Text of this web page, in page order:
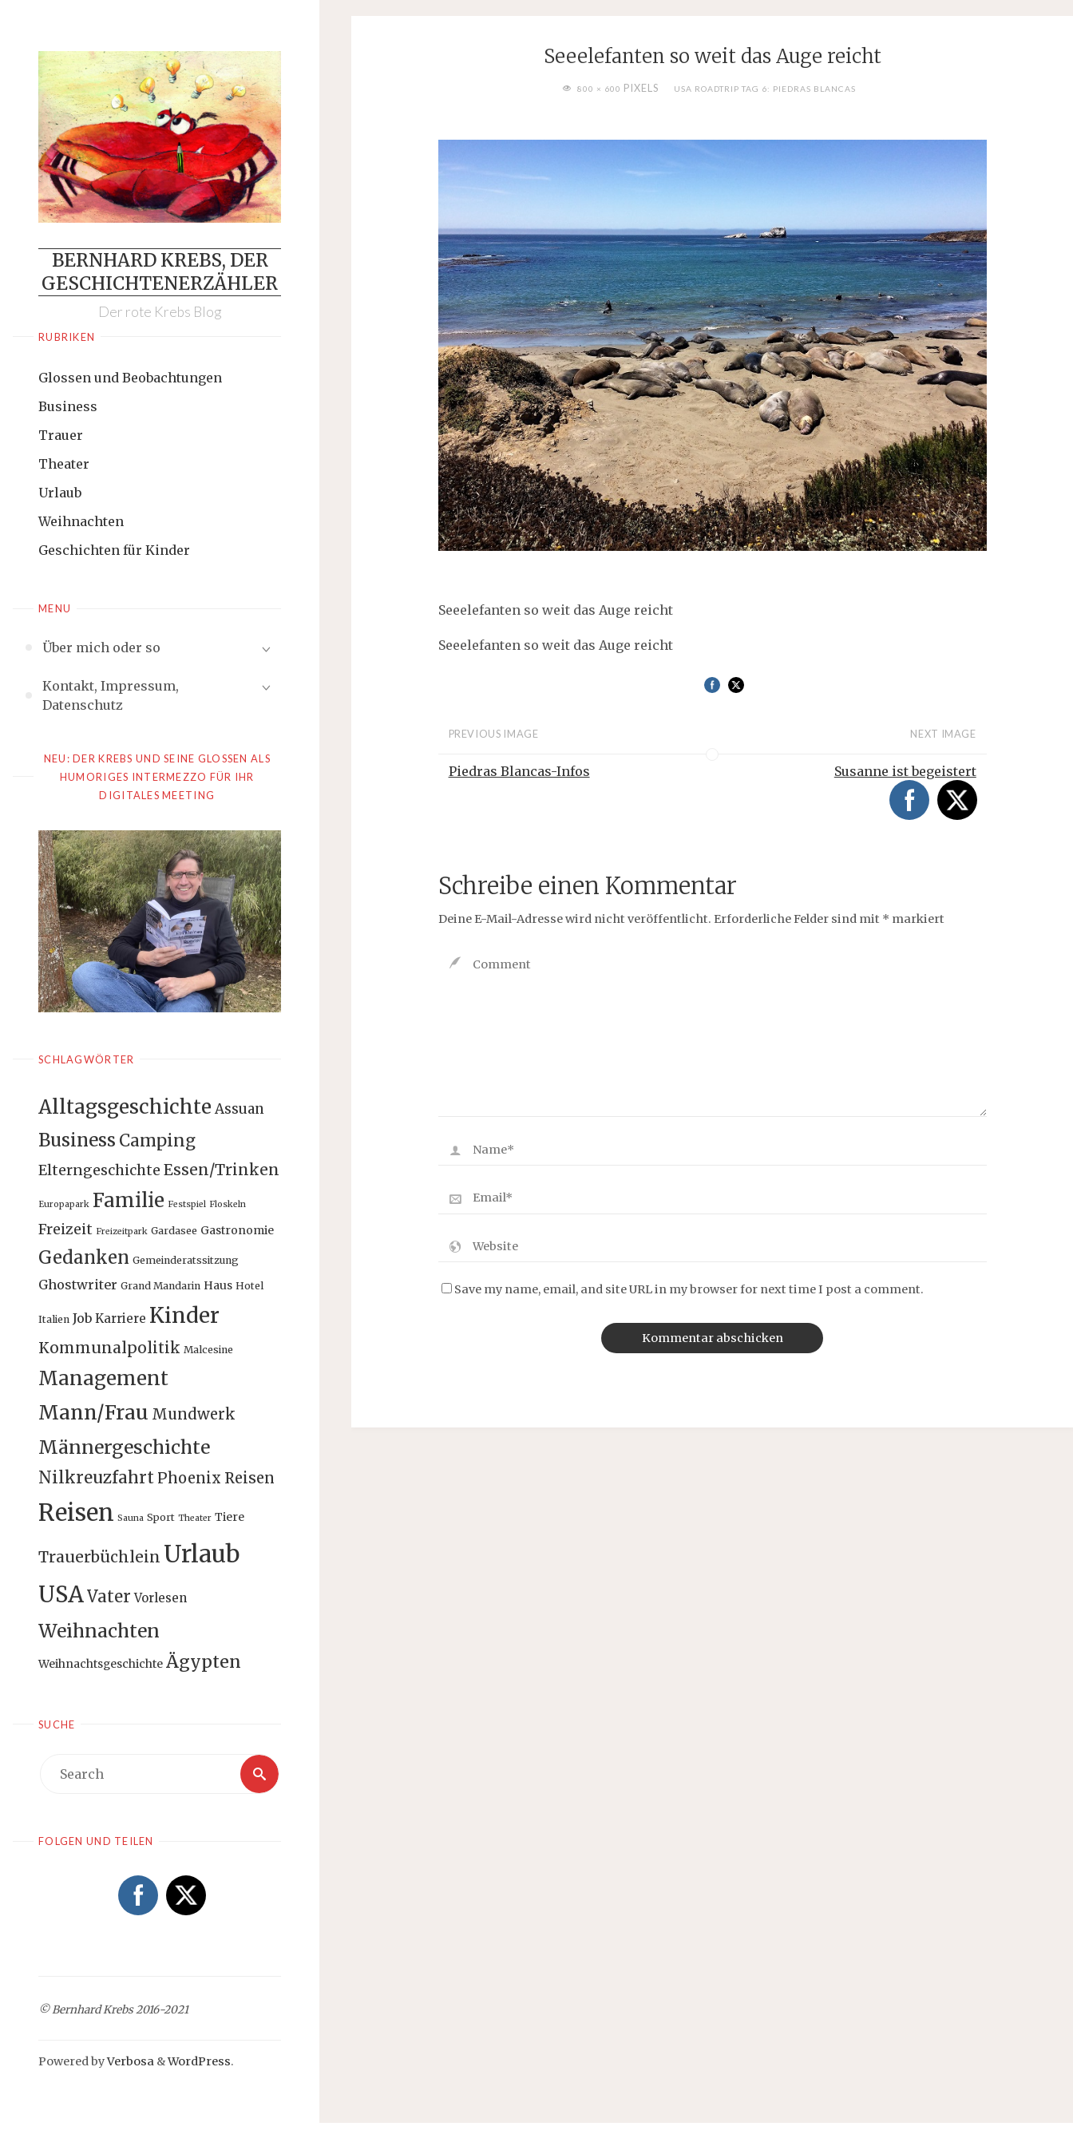
content
BERNHARD KREBS, DER
GESCHICHTENERZÄHLER
Der rote Krebs Blog
RUBRIKEN
Glossen und Beobachtungen
Business
Trauer
Theater
Urlaub
Weihnachten
Geschichten für Kinder
MENU
Über mich oder so
Kontakt, Impressum,
Datenschutz
NEU: DER KREBS UND SEINE GLOSSEN ALS
HUMORIGES INTERMEZZO FÜR IHR
DIGITALES MEETING
SCHLAGWÖRTER
Alltagsgeschichte Assuan
Business Camping
Elterngeschichte Essen/Trinken
Europapark Familie Festspiel Floskeln
Freizeit Freizeitpark Gardasee Gastronomie
Gedanken Gemeinderatssitzung
Ghostwriter Grand Mandarin Haus Hotel
Italien Job Karriere Kinder
Kommunalpolitik Malcesine
Management
Mann/Frau Mundwerk
Männergeschichte
Nilkreuzfahrt Phoenix Reisen
Reisen Sauna Sport Theater Tiere
Trauerbüchlein Urlaub
USAVater Vorlesen
Weihnachten
Weihnachtsgeschichte Ägypten
SUCHE
Search
Search
FOLGEN UND TEILEN
© Bernhard Krebs 2016-2021
Powered byVerbosa &WordPress.
Seeelefanten so weit das Auge reicht
FULL800 × 600 PIXELS USA ROADTRIP TAG 6: PIEDRAS BLANCAS
Seeelefanten so weit das Auge reicht
Seeelefanten so weit das Auge reicht
PREVIOUS IMAGE
Piedras Blancas-Infos
NEXT IMAGE
Susanne ist begeistert
Schreibe einen Kommentar
Deine E-Mail-Adresse wird nicht veröffentlicht. Erforderliche Felder sind mit * markiert
Save my name, email, and site URL in my browser for next time I post a comment.